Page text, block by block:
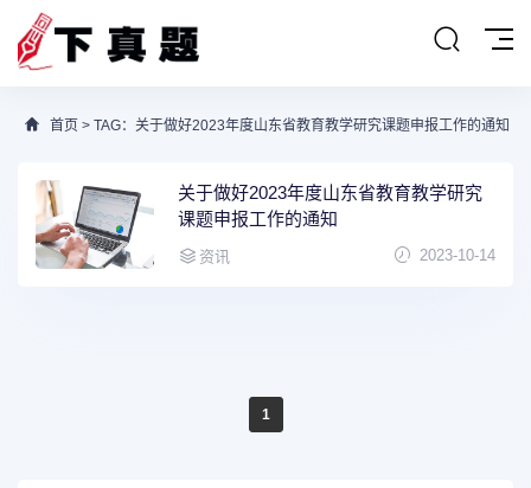
首页 > TAG：关于做好2023年度山东省教育教学研究课题申报工作的通知
关于做好2023年度山东省教育教学研究
课题申报工作的通知
资讯 2023-10-14
1